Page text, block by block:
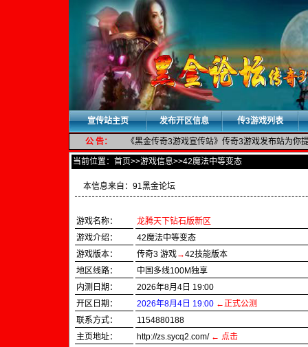
宣传站主页 发布开区信息 传3游戏列表
公 告： 《黑金传奇3游戏宣传站》传奇3游戏发布站为
当前位置： 首页>>游戏信息>>42魔法中等变态
本信息来自： 91黑金论坛
游戏名称：
龙腾天下钻石版新区
游戏介绍：
42魔法中等变态
游戏版本：
传奇3 游戏→42技能版本
地区线路：
中国多线100M独享
内测日期：
2026年8月4日 19:00
开区日期：
2026年8月4日 19:00 ←正式公测
联系方式：
1154880188
主页地址：
http://zs.sycq2.com/ ← 点击